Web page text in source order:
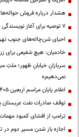
هشدار درباره فروش
۷ توصیه برای آغاز نویسندگی
احیای شن‌چاله‌های جنوب تهران
خادمیان: هیچ شفیعی برای
سربازانِ خیابانِ ظهور؛ ملتِ
نمی‌دهیم»
اعلام پایان مراسم اربعین ۱۴۰۵
توقف صادرات نفت عربستان
ترامپ از افشای کمبود
اجازه باز شدن مسیر دوم در